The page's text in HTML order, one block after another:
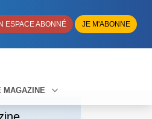
ESPACE ABONNÉ JE M'ABONNE
MAGAZINE